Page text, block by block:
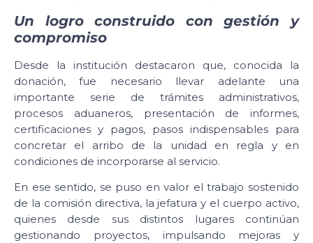
Un logro construido con gestión y
compromiso
Desde la institución destacaron que, conocida la
donación, fue necesario llevar adelante una
importante serie de trámites administrativos,
procesos aduaneros, presentación de informes,
certificaciones y pagos, pasos indispensables para
concretar el arribo de la unidad en regla y en
condiciones de incorporarse al servicio.
En ese sentido, se puso en valor el trabajo sostenido
de la comisión directiva, la jefatura y el cuerpo activo,
quienes desde sus distintos lugares continúan
gestionando proyectos, impulsando mejoras y